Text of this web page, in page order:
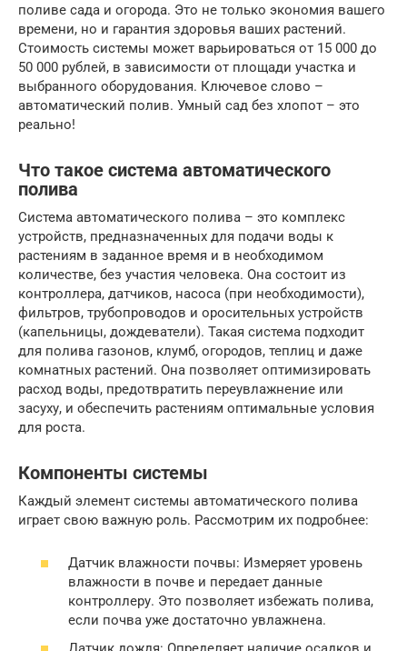
поливе сада и огорода. Это не только экономия вашего
времени, но и гарантия здоровья ваших растений.
Стоимость системы может варьироваться от 15 000 до
50 000 рублей, в зависимости от площади участка и
выбранного оборудования. Ключевое слово –
автоматический полив. Умный сад без хлопот – это
реально!
Что такое система автоматического
полива
Система автоматического полива – это комплекс
устройств, предназначенных для подачи воды к
растениям в заданное время и в необходимом
количестве, без участия человека. Она состоит из
контроллера, датчиков, насоса (при необходимости),
фильтров, трубопроводов и оросительных устройств
(капельницы, дождеватели). Такая система подходит
для полива газонов, клумб, огородов, теплиц и даже
комнатных растений. Она позволяет оптимизировать
расход воды, предотвратить переувлажнение или
засуху, и обеспечить растениям оптимальные условия
для роста.
Компоненты системы
Каждый элемент системы автоматического полива
играет свою важную роль. Рассмотрим их подробнее:
Датчик влажности почвы: Измеряет уровень
влажности в почве и передает данные
контроллеру. Это позволяет избежать полива,
если почва уже достаточно увлажнена.